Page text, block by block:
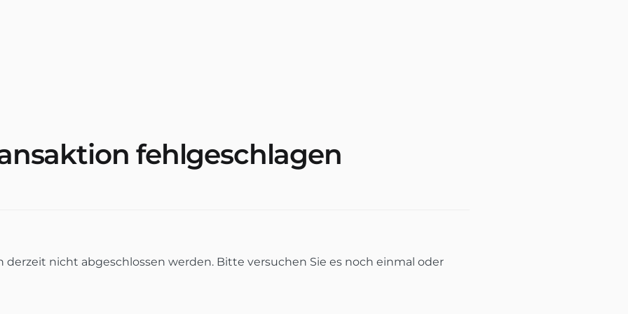
fehlgeschlagen
derzeit nicht abgeschlossen werden. Bitte versuchen Sie es noch einmal oder